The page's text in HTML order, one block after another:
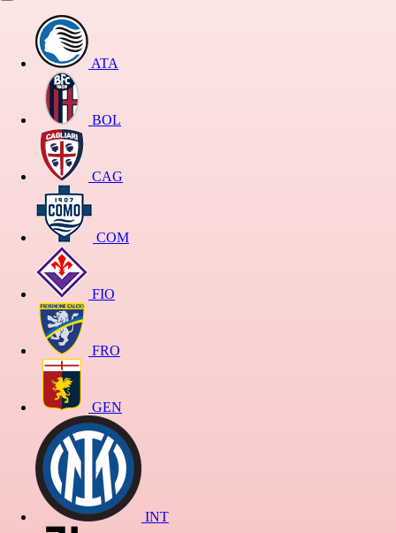
ATA
BOL
CAG
COM
FIO
FRO
GEN
INT